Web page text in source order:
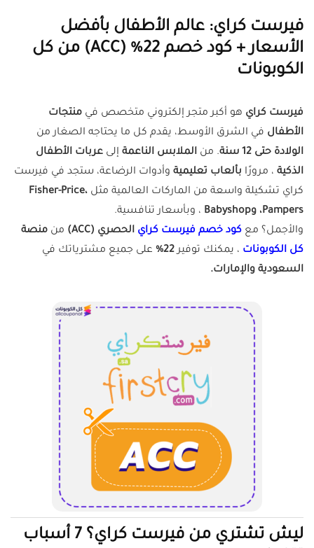
فيرست كراي: عالم الأطفال بأفضل
الأسعار + كود خصم 22% (ACC) من كل
الكوبونات
فيرست كراي هو أكبر متجر إلكتروني متخصص في منتجات
الأطفال في الشرق الأوسط، يقدم كل ما يحتاجه الصغار من
الولادة حتى 12 سنة
. من الملابس الناعمة إلى عربات الأطفال
الذكية ، مرورًا بألعاب تعليمية وأدوات الرضاعة، ستجد في فيرست
كراي تشكيلة واسعة من الماركات العالمية مثل Fisher-Price،
Pampers، وBabyshop
، وبأسعار تنافسية.
والأجمل؟ مع كود خصم فيرست كراي الحصري (ACC) من منصة
كل الكوبونات ، يمكنك توفير22%
على جميع مشترياتك في
السعودية والإمارات.
ليش تشتري من فيرست كراي؟ 7 أسباب